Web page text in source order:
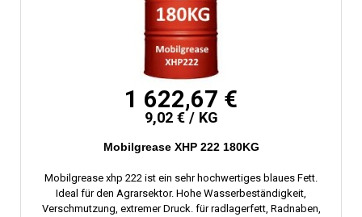
1 622,67 €
9,02 € / KG
Mobilgrease XHP 222 180KG
Mobilgrease xhp 222 ist ein sehr hochwertiges blaues Fett.
Ideal für den Agrarsektor. Hohe Wasserbeständigkeit,
Verschmutzung, extremer Druck. für radlagerfett, Radnaben,